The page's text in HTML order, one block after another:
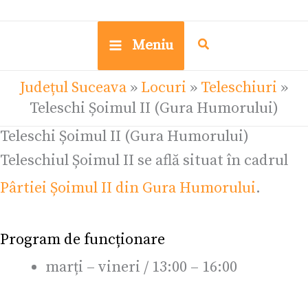
Meniu
Județul Suceava » Locuri » Teleschiuri »
Teleschi Șoimul II (Gura Humorului)
Teleschi Șoimul II (Gura Humorului)
Teleschiul Șoimul II se află situat în cadrul
Pârtiei Șoimul II din Gura Humorului.
Program de funcționare
marți – vineri / 13:00 – 16:00